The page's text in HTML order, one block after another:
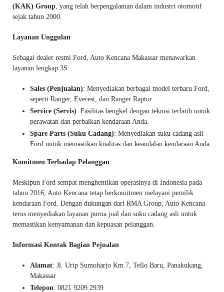
(KAK) Group, yang telah berpengalaman dalam industri otomotif
sejak tahun 2000.
Layanan Unggulan
Sebagai dealer resmi Ford, Auto Kencana Makassar menawarkan
layanan lengkap 3S:
Sales (Penjualan): Menyediakan berbagai model terbaru Ford,
seperti Ranger, Everest, dan Ranger Raptor.
Service (Servis): Fasilitas bengkel dengan teknisi terlatih untuk
perawatan dan perbaikan kendaraan Anda.
Spare Parts (Suku Cadang): Menyediakan suku cadang asli
Ford untuk memastikan kualitas dan keandalan kendaraan Anda.
Komitmen Terhadap Pelanggan
Meskipun Ford sempat menghentikan operasinya di Indonesia pada
tahun 2016, Auto Kencana tetap berkomitmen melayani pemilik
kendaraan Ford. Dengan dukungan dari RMA Group, Auto Kencana
terus menyediakan layanan purna jual dan suku cadang asli untuk
memastikan kenyamanan dan kepuasan pelanggan.
Informasi Kontak Bagian Pejualan
Alamat: Jl. Urip Sumoharjo Km.7, Tello Baru, Panakukang,
Makassar
Telepon: 0821 9209 2939